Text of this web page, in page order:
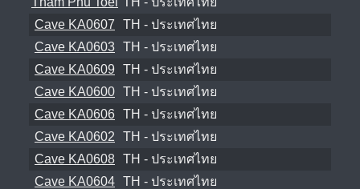
Cave KA0607
TH - ประเทศไทย
Cave KA0603 TH - ประเทศไทย
Cave KA0609
TH - ประเทศไทย
Cave KA0600 TH - ประเทศไทย
Cave KA0606 TH - ประเทศไทย
Cave KA0602
TH - ประเทศไทย
Cave KA0608 TH - ประเทศไทย
Cave KA0604 TH - ประเทศไทย